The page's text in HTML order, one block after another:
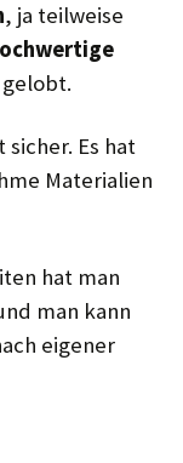
, ja teilweise
sicher. Es hat
Materialien
hat man
man kann
eigener